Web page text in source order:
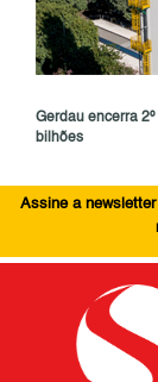
Gerdau encerra
bilhões
Assine a